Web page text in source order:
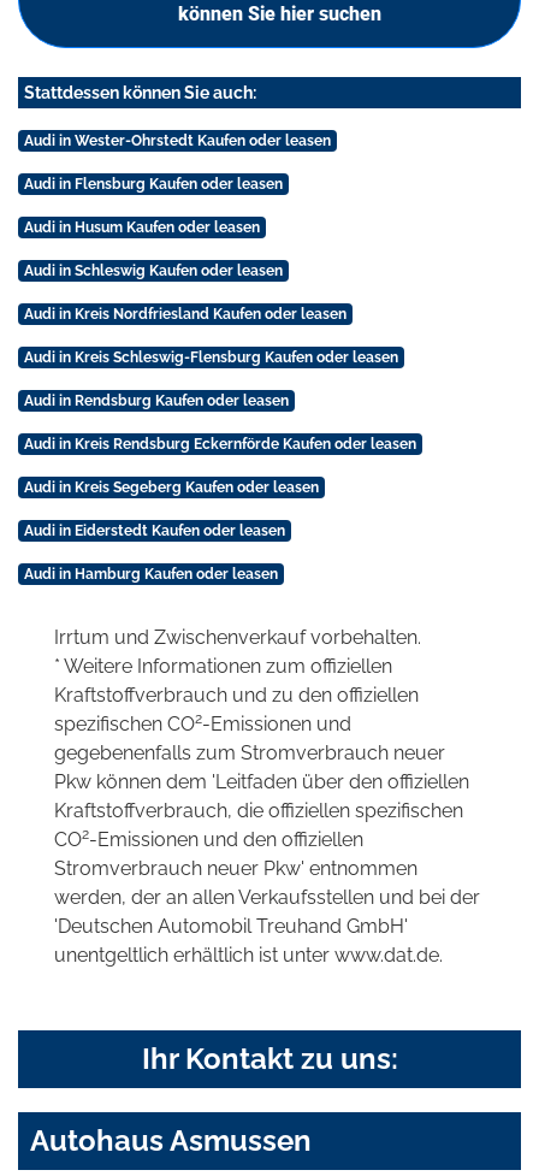
können Sie hier suchen
Stattdessen können Sie auch:
Audi in Wester-Ohrstedt Kaufen oder leasen
Audi in Flensburg Kaufen oder leasen
Audi in Husum Kaufen oder leasen
Audi in Schleswig Kaufen oder leasen
Audi in Kreis Nordfriesland Kaufen oder leasen
Audi in Kreis Schleswig-Flensburg Kaufen oder leasen
Audi in Rendsburg Kaufen oder leasen
Audi in Kreis Rendsburg Eckernförde Kaufen oder leasen
Audi in Kreis Segeberg Kaufen oder leasen
Audi in Eiderstedt Kaufen oder leasen
Audi in Hamburg Kaufen oder leasen
Irrtum und Zwischenverkauf vorbehalten.
* Weitere Informationen zum offiziellen
Kraftstoffverbrauch und zu den offiziellen
spezifischen CO2-Emissionen und
gegebenenfalls zum Stromverbrauch neuer
Pkw können dem 'Leitfaden über den offiziellen
Kraftstoffverbrauch, die offiziellen spezifischen
CO2-Emissionen und den offiziellen
Stromverbrauch neuer Pkw' entnommen
werden, der an allen Verkaufsstellen und bei der
'Deutschen Automobil Treuhand GmbH'
unentgeltlich erhältlich ist unter www.dat.de.
Ihr Kontakt zu uns:
Autohaus Asmussen